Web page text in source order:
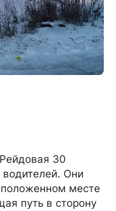
30
водителей. Они
месте
путь в сторону